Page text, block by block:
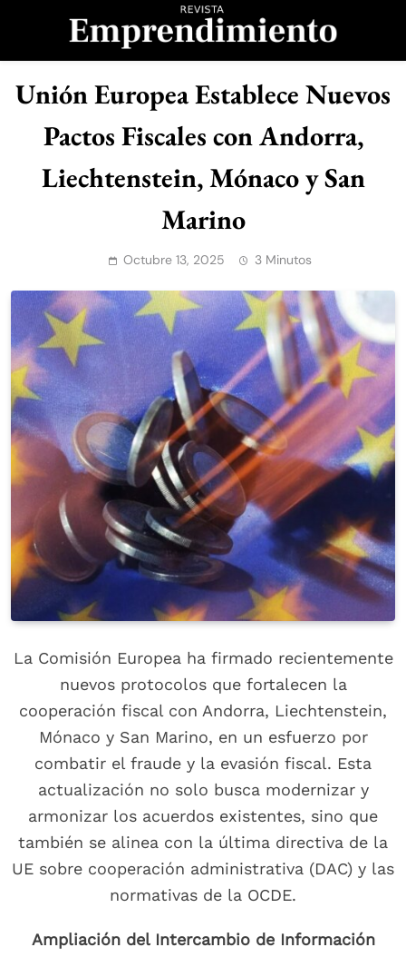
Revista
Emprendimiento
Unión Europea Establece Nuevos
Pactos Fiscales con Andorra,
Liechtenstein, Mónaco y San
Marino
Octubre 13, 2025 3 Minutos
La Comisión Europea ha firmado recientemente
nuevos protocolos que fortalecen la
cooperación fiscal con Andorra, Liechtenstein,
Mónaco y San Marino, en un esfuerzo por
combatir el fraude y la evasión fiscal. Esta
actualización no solo busca modernizar y
armonizar los acuerdos existentes, sino que
también se alinea con la última directiva de la
UE sobre cooperación administrativa (DAC) y las
normativas de la OCDE.
Ampliación del Intercambio de Información